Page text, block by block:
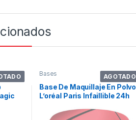
AGOTADO
Bases
Base De Maquillaje En Polvo
L’oréal Paris Infaillible 24h
Tono Linen – 9ml 9g